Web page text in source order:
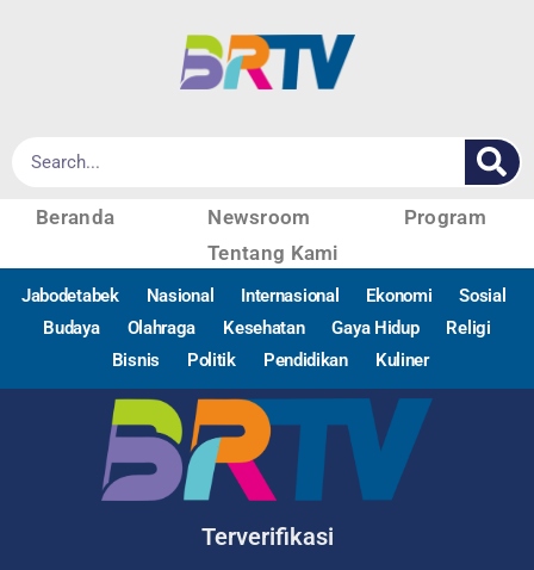
Beranda Newsroom
Program
Tentang Kami
Jabodetabek Nasional Internasional Ekonomi
Sosial
Budaya
Olahraga Kesehatan Gaya Hidup
Religi
Bisnis
Politik Pendidikan Kuliner
Terverifikasi